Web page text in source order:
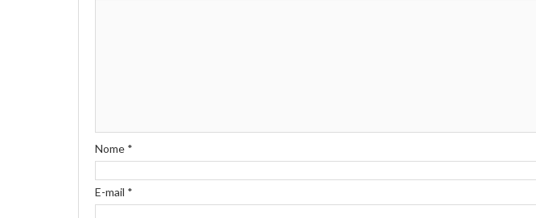
Nome *
E-mail *